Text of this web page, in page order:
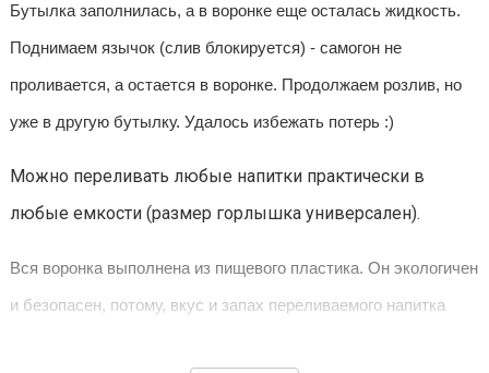
Бутылка заполнилась, а в воронке еще осталась жидкость.
Поднимаем язычок (слив блокируется) - самогон не
проливается, а остается в воронке. Продолжаем розлив, но
уже в другую бутылку. Удалось избежать потерь :)
Можно переливать любые напитки практически в
любые емкости (размер горлышка универсален).
Вся воронка выполнена из пищевого пластика. Он экологичен
и безопасен, потому, вкус и запах переливаемого напитка